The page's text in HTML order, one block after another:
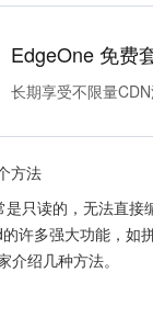
EdgeOne 免费
长期享受不限量
方法
只读的，无法直
许多强大功能，
绍几种方法。